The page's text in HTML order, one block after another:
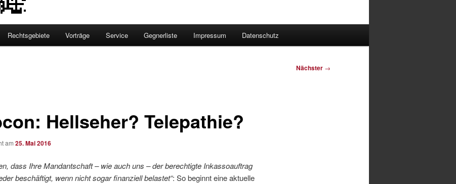
Rechtsgebiete Vorträge Service Gegnerliste Impressum Datenschutz
Nächster →
Hellseher? Telepathie?
am 25. Mai 2016
dass Ihre Mandantschaft – wie auch uns – der berechtigte Inkassoauftrag
beschäftigt, wenn nicht sogar finanziell belastet“: So beginnt eine aktuelle